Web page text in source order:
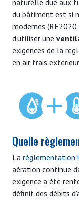
naturelle due aux
du bâtiment est si
modernes
d'utiliser une
exigences de la
en air frais
Quelle
La réglementation
aération continue
exigence a été
définit des débits